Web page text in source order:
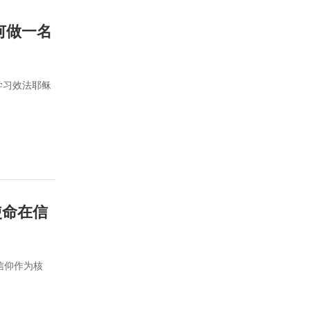
做一名
效法耶稣
在信
仰作为核